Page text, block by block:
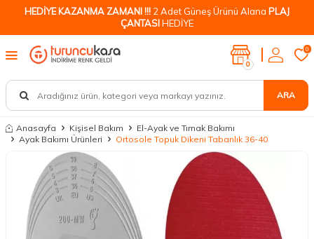
HEDİYE KAZANMA ZAMANI !!! 2 Adet Güneş Ürünü Alana PLAJ
ÇANTASIHEDİYE
ARA
0
0
Anasayfa Kişisel Bakım
El-Ayak ve Tırnak Bakımı
Ayak Bakımı Ürünleri
Ortosole Topuk Dikeni Tabanlık 36-40